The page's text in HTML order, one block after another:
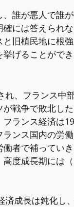
誰が悪人で誰
には答えられ
旧植民地に根
げることができ
、フランス中
戦争で敗北し
ランス経済は
ンス国内の労
者で補ってい
度成長期には
成長は鈍化し